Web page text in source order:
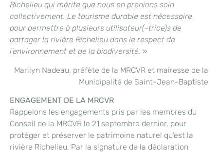
Richelieu qui mérite que nous en prenions soin
collectivement. Le tourisme durable est nécessaire
pour permettre à plusieurs utilisateur(-trice)s de
partager la rivière Richelieu dans le respect de
l’environnement et de la biodiversité. »
Marilyn Nadeau, préfète de la MRCVR et mairesse de la
Municipalité de Saint-Jean-Baptiste
ENGAGEMENT DE LA MRCVR
Rappelons les engagements pris par les membres du
Conseil de la MRCVR le 21 septembre dernier, pour
protéger et préserver le patrimoine naturel qu’est la
rivière Richelieu. Par la signature de la déclaration